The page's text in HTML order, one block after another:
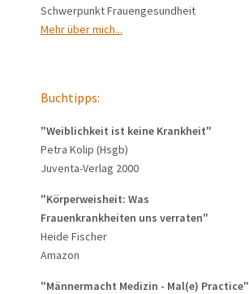
Schwerpunkt Frauengesundheit
Mehr über mich...
Buchtipps:
"Weiblichkeit ist keine Krankheit"
Petra Kolip (Hsgb)
Juventa-Verlag 2000
"Körperweisheit: Was
Frauenkrankheiten uns verraten"
Heide Fischer
Amazon
"Männermacht Medizin - Mal(e) Practice"